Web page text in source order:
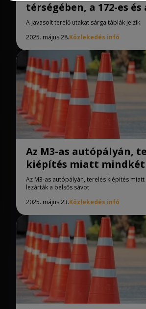
térségében, a 172-es és
km között aszfaltoznak.
A javasolt terelő utakat sárga táblák jelzik.
2025. május 28.Közlekedés infó
Az M3-as autópályán,
kiépítés miatt
lezárták a belsős sávot
Az M3-as autópályán, terelés kiépítés
lezárták a belsős sávot
2025. május 23.Közlekedés infó